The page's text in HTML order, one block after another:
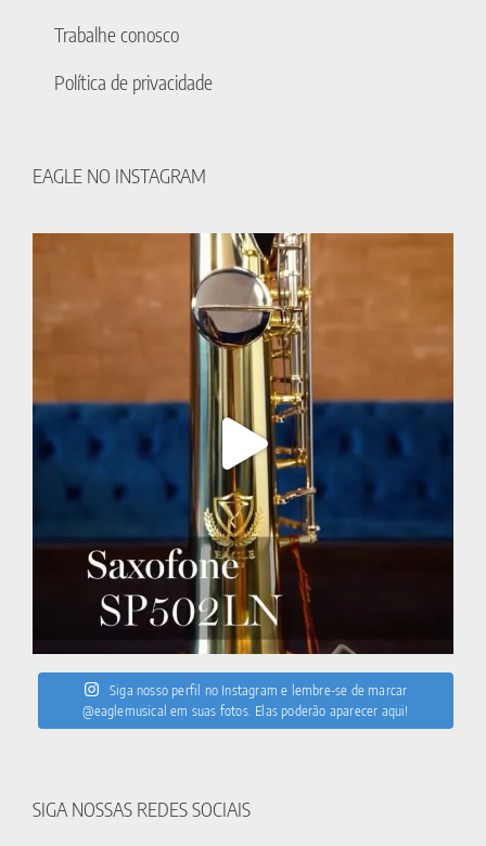
Trabalhe conosco
Política de privacidade
EAGLE NO INSTAGRAM
Siga nosso perfil no Instagram e lembre-se de marcar
@eaglemusical em suas fotos. Elas poderão aparecer aqui!
SIGA NOSSAS REDES SOCIAIS